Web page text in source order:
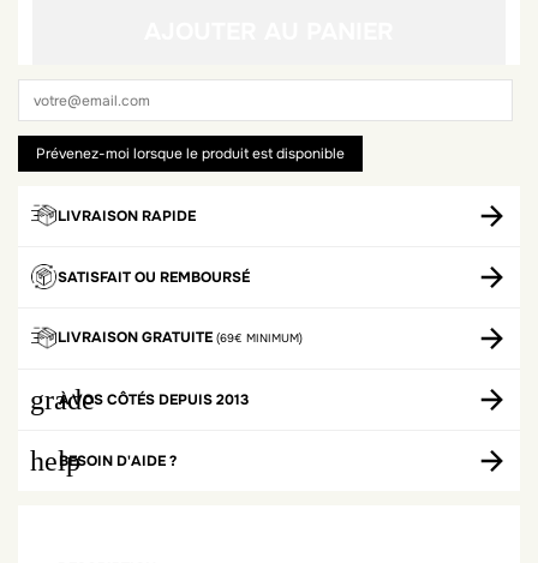
LIVRAISON RAPIDE
SATISFAIT OU REMBOURSÉ
LIVRAISON GRATUITE (69€ MINIMUM)
grade
À VOS CÔTÉS DEPUIS 2013
helpBESOIN D'AIDE ?